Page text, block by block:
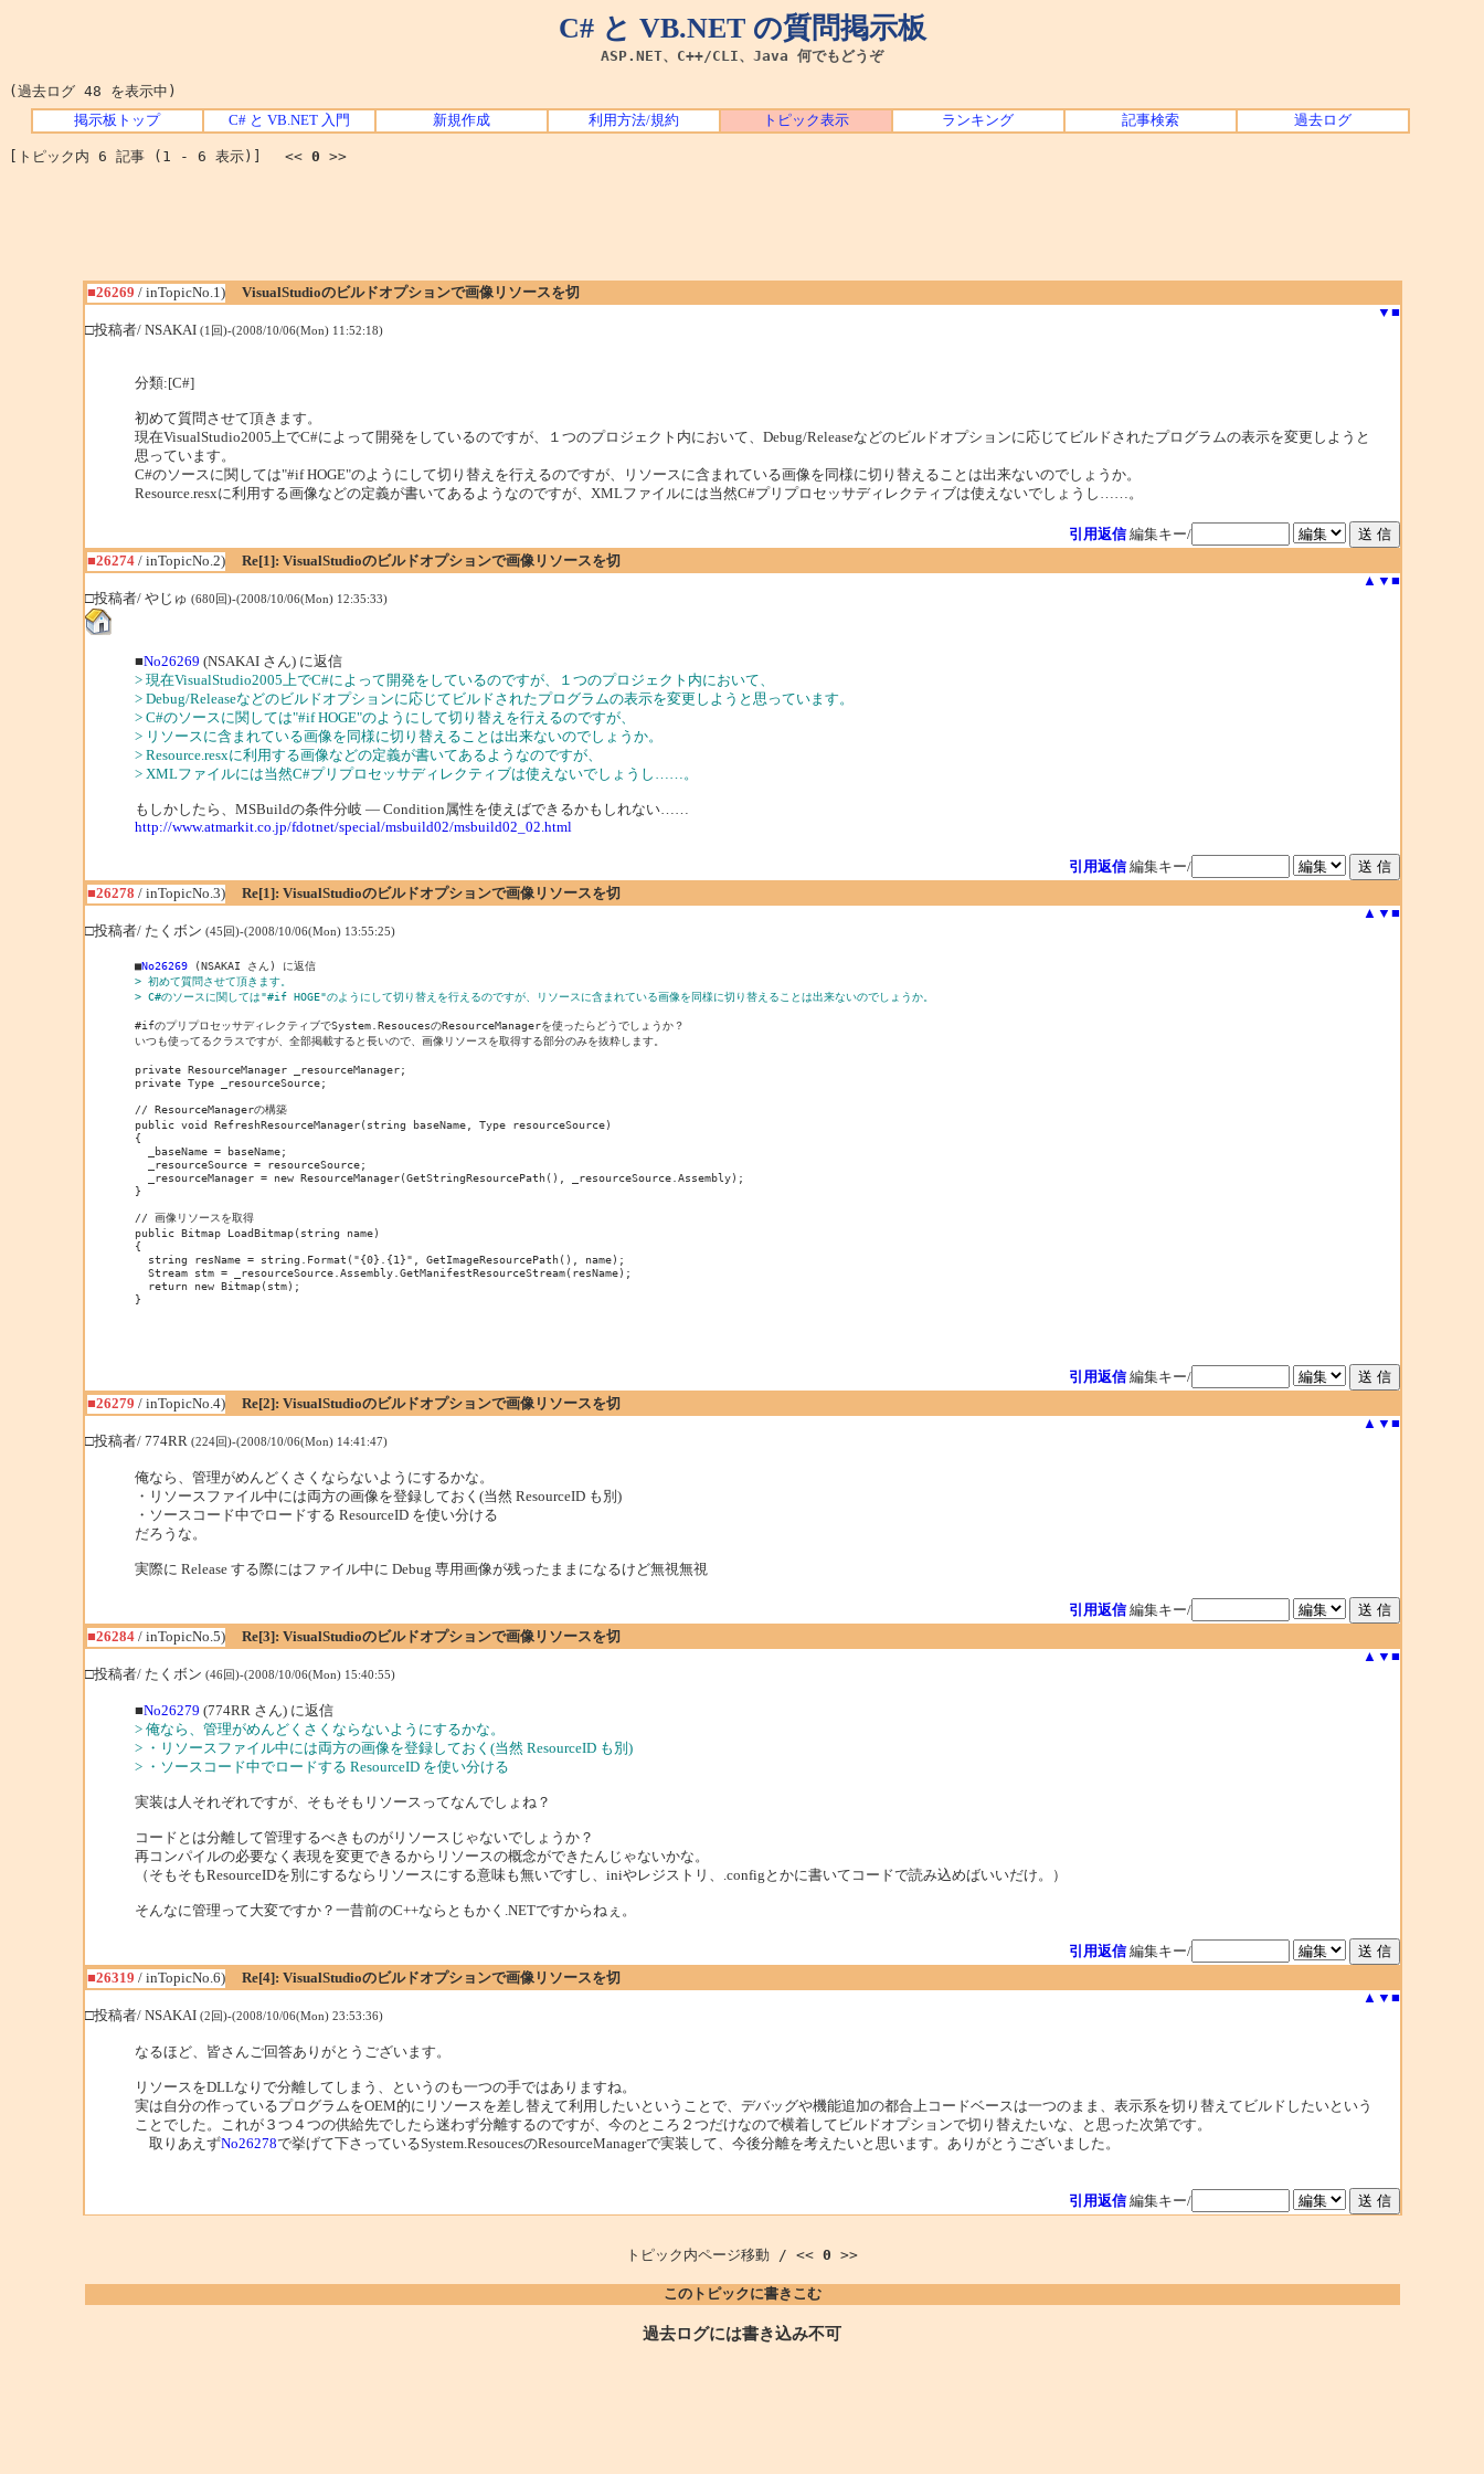
C# と VB.NET の質問掲示板
ASP.NET、C++/CLI、Java 何でもどうぞ
(過去ログ 48 を表示中)
掲示板トップ C# と VB.NET 入門 新規作成 利用方法/規約 トピック表示 ランキング 記事検索 過去ログ
[トピック内 6 記事 (1 - 6 表示)] << 0 >>
■26269 / inTopicNo.1)
VisualStudioのビルドオプションで画像リソースを切
▼ ■
□投稿者/ NSAKAI (1回)-(2008/10/06(Mon) 11:52:18)
分類:[C#]
初めて質問させて頂きます。
現在VisualStudio2005上でC#によって開発をしているのですが、１つのプロジェクト内において、Debug/Releaseなどのビルドオプションに応じてビルドされたプログラムの表示を変更しようと
思っています。
C#のソースに関しては"#if HOGE"のようにして切り替えを行えるのですが、リソースに含まれている画像を同様に切り替えることは出来ないのでしょうか。
Resource.resxに利用する画像などの定義が書いてあるようなのですが、XMLファイルには当然C#プリプロセッサディレクティブは使えないでしょうし……。
引用返信 編集キー/
■26274/ inTopicNo.2)
Re[1]: VisualStudioのビルドオプションで画像リソースを切
▲ ▼ ■
□投稿者/ やじゅ (680回)-(2008/10/06(Mon) 12:35:33)
■No26269 (NSAKAI さん) に返信
> 現在VisualStudio2005上でC#によって開発をしているのですが、１つのプロジェクト内において、
> Debug/Releaseなどのビルドオプションに応じてビルドされたプログラムの表示を変更しようと思っています。
> C#のソースに関しては"#if HOGE"のようにして切り替えを行えるのですが、
> リソースに含まれている画像を同様に切り替えることは出来ないのでしょうか。
> Resource.resxに利用する画像などの定義が書いてあるようなのですが、
> XMLファイルには当然C#プリプロセッサディレクティブは使えないでしょうし……。
もしかしたら、MSBuildの条件分岐 ― Condition属性を使えばできるかもしれない……
http://www.atmarkit.co.jp/fdotnet/special/msbuild02/msbuild02_02.html
引用返信 編集キー/
■26278 / inTopicNo.3)
Re[1]: VisualStudioのビルドオプションで画像リソースを切
▲ ▼ ■
□投稿者/ たくボン (45回)-(2008/10/06(Mon) 13:55:25)
■No26269
(NSAKAI さん) に返信
> 初めて質問させて頂きます。
> C#のソースに関しては"#if HOGE"のようにして切り替えを行えるのですが、リソースに含まれている画像を同様に切り替えることは出来ないのでしょうか。
#ifのプリプロセッサディレクティブでSystem.ResoucesのResourceManagerを使ったらどうでしょうか？
いつも使ってるクラスですが、全部掲載すると長いので、画像リソースを取得する部分のみを抜粋します。
private ResourceManager _resourceManager;
private Type _resourceSource;
// ResourceManagerの構築
public void RefreshResourceManager(string baseName, Type resourceSource)
{
  _baseName = baseName;
  _resourceSource = resourceSource;
  _resourceManager = new ResourceManager(GetStringResourcePath(), _resourceSource.Assembly);
}
// 画像リソースを取得
public Bitmap LoadBitmap(string name)
{
  string resName = string.Format("{0}.{1}", GetImageResourcePath(), name);
  Stream stm = _resourceSource.Assembly.GetManifestResourceStream(resName);
  return new Bitmap(stm);
}
引用返信 編集キー/
■26279 / inTopicNo.4)
Re[2]: VisualStudioのビルドオプションで画像リソースを切
▲ ▼ ■
□投稿者/ 774RR (224回)-(2008/10/06(Mon) 14:41:47)
俺なら、管理がめんどくさくならないようにするかな。
・リソースファイル中には両方の画像を登録しておく(当然 ResourceID も別)
・ソースコード中でロードする ResourceID を使い分ける
だろうな。
実際に Release する際にはファイル中に Debug 専用画像が残ったままになるけど無視無視
引用返信 編集キー/
■26284/ inTopicNo.5)
Re[3]: VisualStudioのビルドオプションで画像リソースを切
▲ ▼ ■
□投稿者/ たくボン (46回)-(2008/10/06(Mon) 15:40:55)
■No26279 (774RR さん) に返信
> 俺なら、管理がめんどくさくならないようにするかな。
> ・リソースファイル中には両方の画像を登録しておく(当然 ResourceID も別)
> ・ソースコード中でロードする ResourceID を使い分ける
実装は人それぞれですが、そもそもリソースってなんでしょね？
コードとは分離して管理するべきものがリソースじゃないでしょうか？
再コンパイルの必要なく表現を変更できるからリソースの概念ができたんじゃないかな。
（そもそもResourceIDを別にするならリソースにする意味も無いですし、iniやレジストリ、.configとかに書いてコードで読み込めばいいだけ。）
そんなに管理って大変ですか？一昔前のC++ならともかく.NETですからねぇ。
引用返信 編集キー/
■26319 / inTopicNo.6)
Re[4]: VisualStudioのビルドオプションで画像リソースを切
▲ ▼ ■
□投稿者/ NSAKAI (2回)-(2008/10/06(Mon) 23:53:36)
なるほど、皆さんご回答ありがとうございます。
リソースをDLLなりで分離してしまう、というのも一つの手ではありますね。
実は自分の作っているプログラムをOEM的にリソースを差し替えて利用したいということで、デバッグや機能追加の都合上コードベースは一つのまま、表示系を切り替えてビルドしたいという
ことでした。これが３つ４つの供給先でしたら迷わず分離するのですが、今のところ２つだけなので横着してビルドオプションで切り替えたいな、と思った次第です。
取りあえずNo26278で挙げて下さっているSystem.ResoucesのResourceManagerで実装して、今後分離を考えたいと思います。ありがとうございました。
引用返信 編集キー/
トピック内ページ移動 / << 0 >>
このトピックに書きこむ
過去ログには書き込み不可